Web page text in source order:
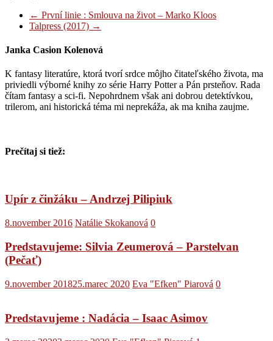
← První linie : Smlouva na život – Marko Kloos
Talpress (2017) →
Janka Casion Kolenová
K fantasy literatúre, ktorá tvorí srdce môjho čitateľského života, ma
priviedli výborné knihy zo série Harry Potter a Pán prsteňov. Rada
čítam fantasy a sci-fi. Nepohrdnem však ani dobrou detektívkou,
trilerom, ani historická téma mi neprekáža, ak ma kniha zaujme.
Prečítaj si tiež:
Upír z činžáku – Andrzej Pilipiuk
8.november 2016 Natálie Skokanová 0
Predstavujeme: Silvia Zeumerová – Parstelvan
(Pečať)
9.november 201825.marec 2020 Eva "Efken" Piarová 0
Predstavujeme : Nadácia – Isaac Asimov